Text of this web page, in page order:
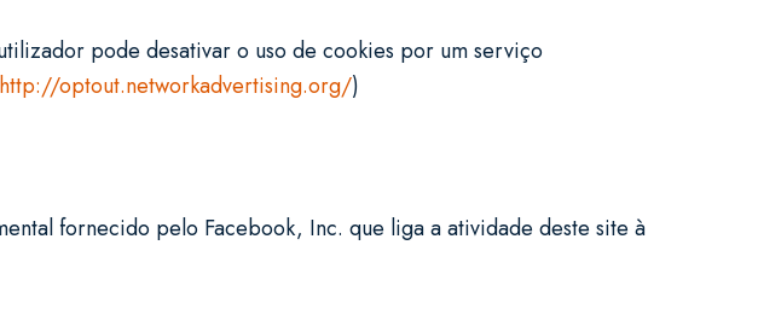
pode desativar o uso de cookies por um serviço
http://optout.networkadvertising.org/)
fornecido pelo Facebook, Inc. que liga a atividade deste site à